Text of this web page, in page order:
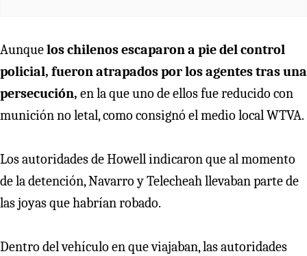
Aunquelos chilenos escaparon a pie del control
policial, fueron atrapados por los agentes tras una
persecución, en la que uno de ellos fue reducido con
munición no letal, como consignó el medio local WTVA.
Los autoridades de Howell indicaron que al momento
de la detención, Navarro y Telecheah llevaban parte de
las joyas que habrían robado.
Dentro del vehículo en que viajaban, las autoridades